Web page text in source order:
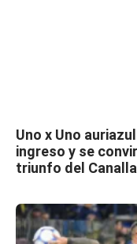
Uno x Uno
ingreso y se
triunfo del Canalla